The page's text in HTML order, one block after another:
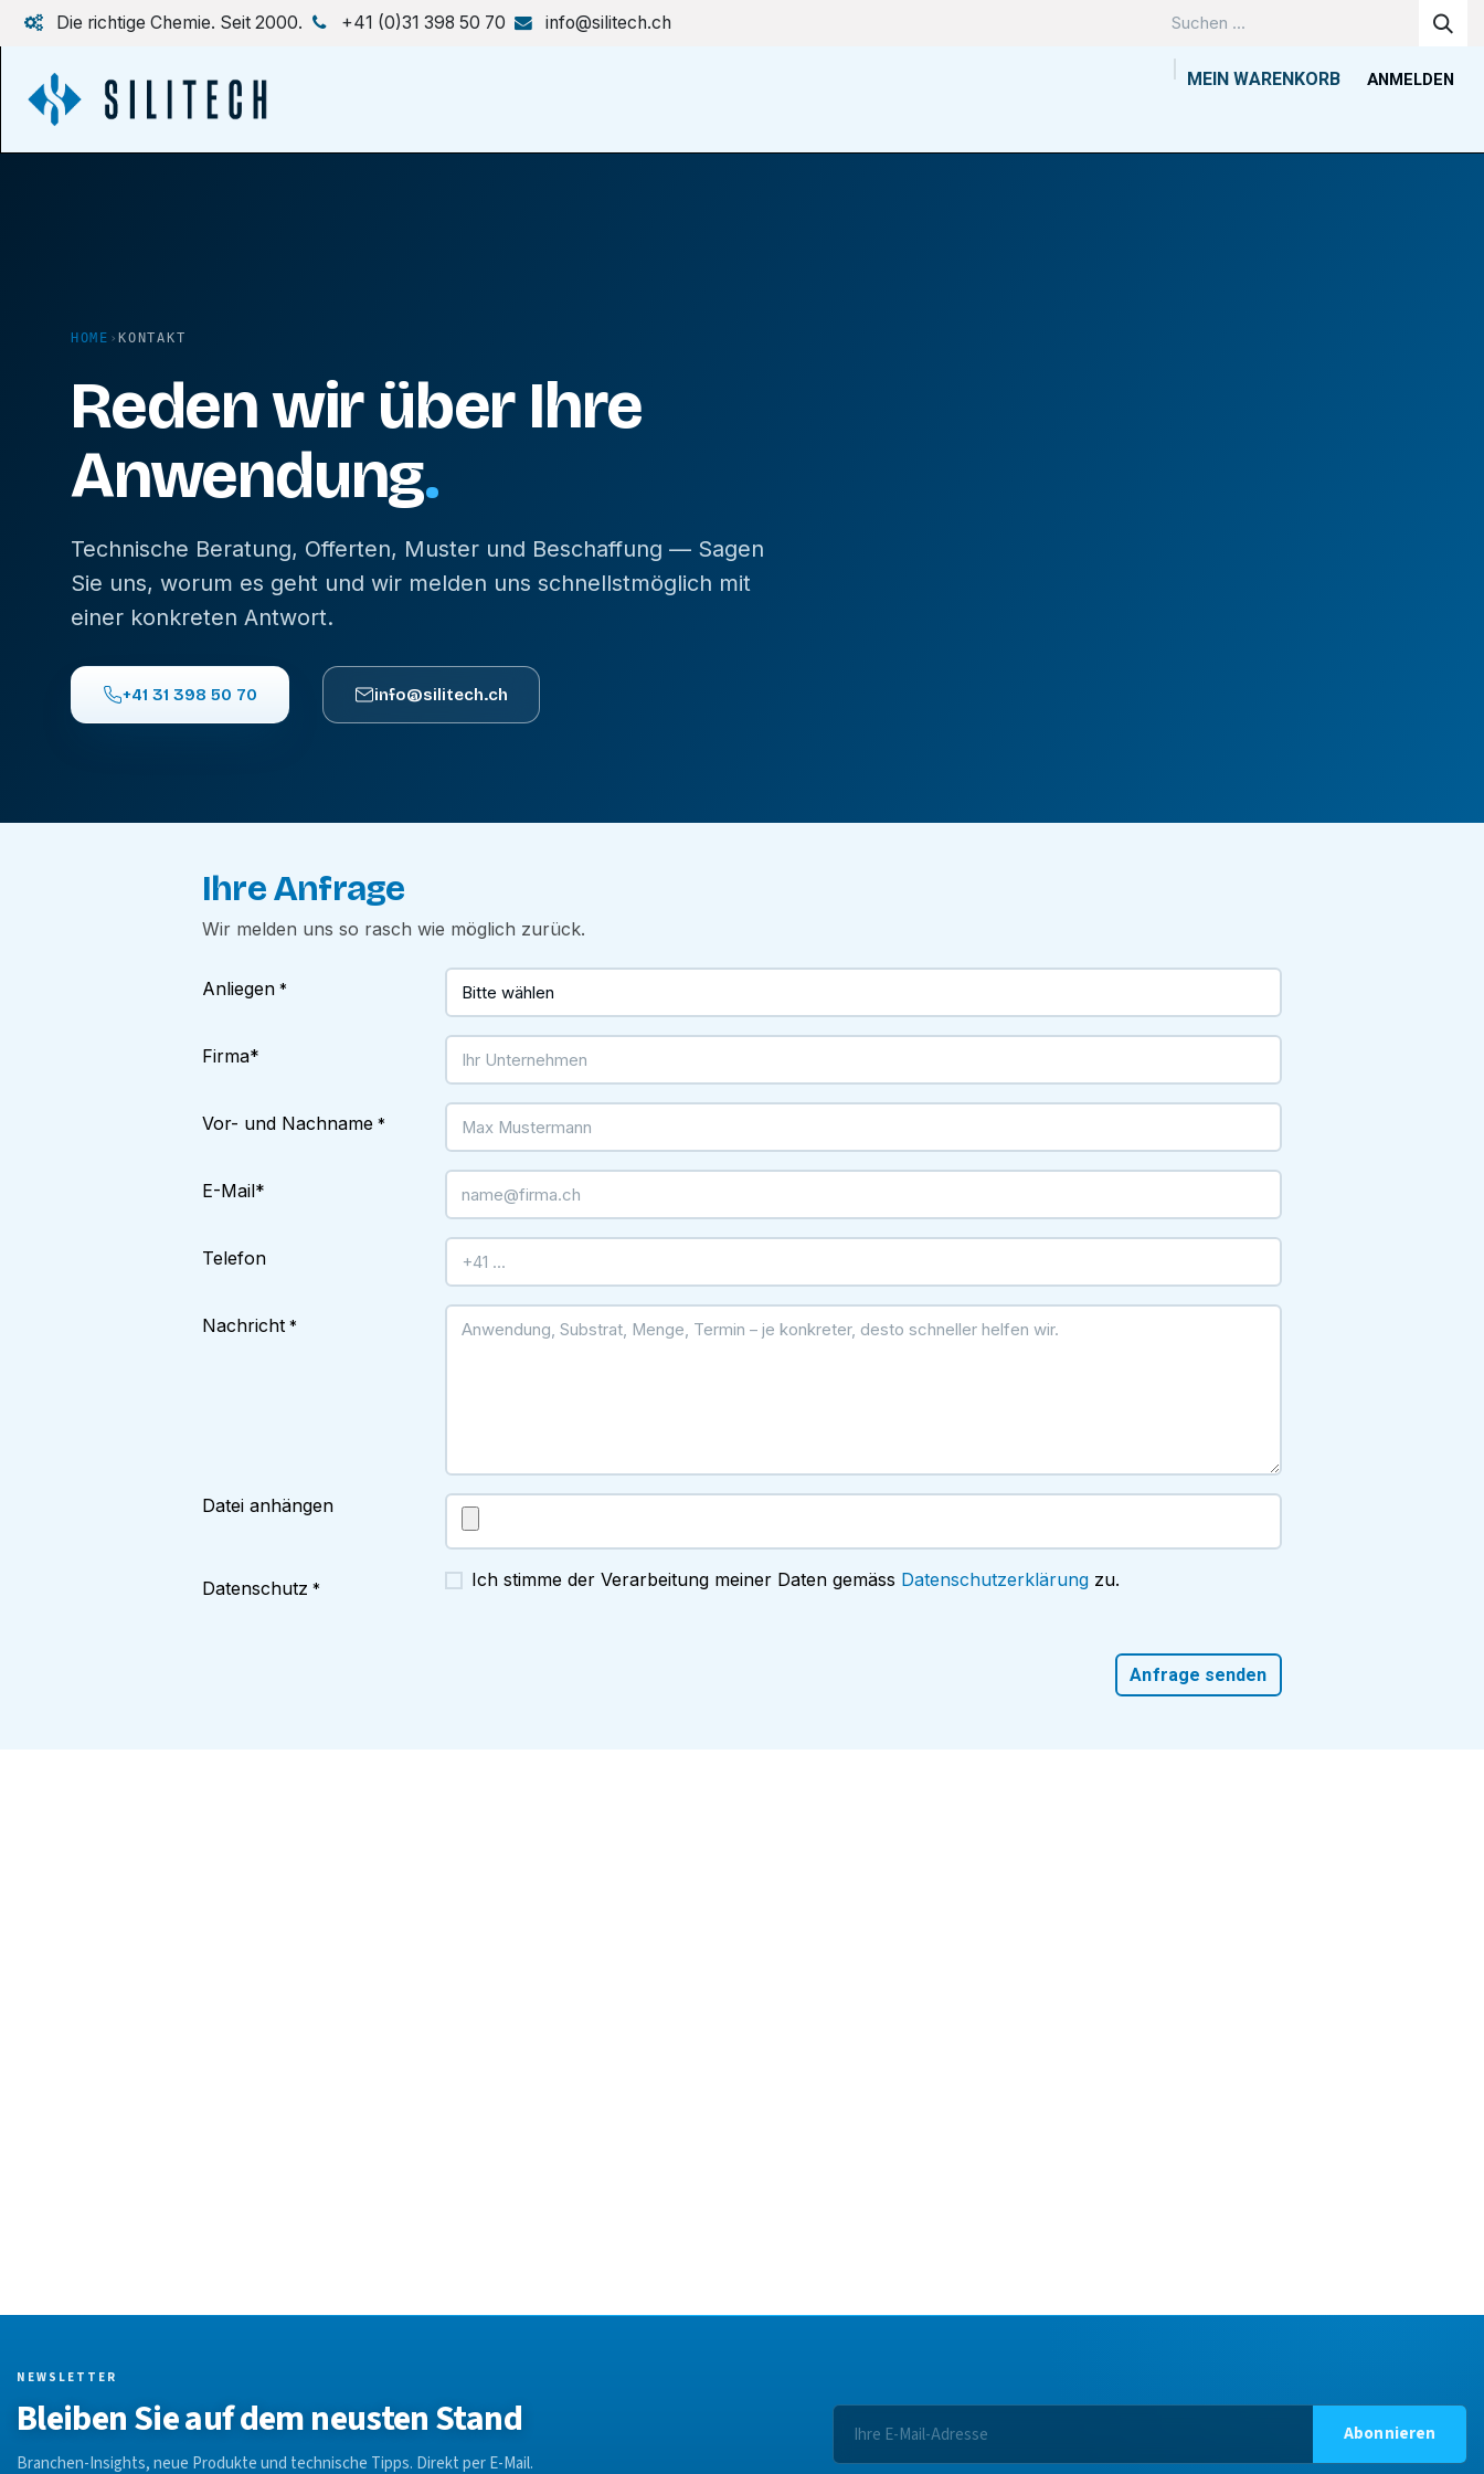
Zum Inhalt springen
Die richtige Chemie. Seit 2000. +41 (0)31 398 50 70 info@silitech.ch
MEIN WARENKORB ANMELDEN
HOME › KONTAKT
Reden wir über Ihre
Anwendung.
Technische Beratung, Offerten, Muster und Beschaffung — Sagen
Sie uns, worum es geht und wir melden uns schnellstmöglich mit
einer konkreten Antwort.
+41 31 398 50 70 info@silitech.ch
Ihre Anfrage
Wir melden uns so rasch wie möglich zurück.
Anliegen *
Firma*
Vor- und Nachname *
E-Mail*
Telefon
Nachricht *
Datei anhängen
Datenschutz * Ich stimme der Verarbeitung meiner Daten gemäss Datenschutzerklärung zu.
Anfrage senden
NEWSLETTER
Bleiben Sie auf dem neusten Stand
Branchen-Insights, neue Produkte und technische Tipps. Direkt per E-Mail.
Abonnieren